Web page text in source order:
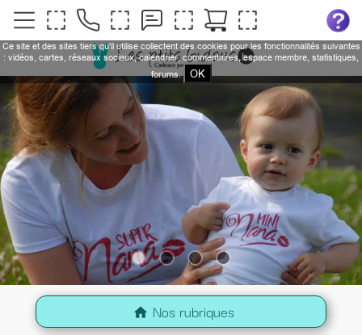
home Nos rubriques
Ce site et des sites tiers qu'il utilise collectent des cookies pour les fonctionnalités suivantes
: vidéos, cartes, réseaux sociaux, calendrier, commentaires, espace membre, statistiques,
forums.
OK